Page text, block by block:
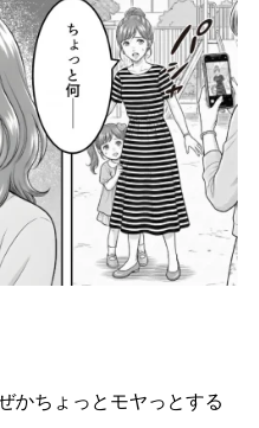
かちょっとモヤっとする